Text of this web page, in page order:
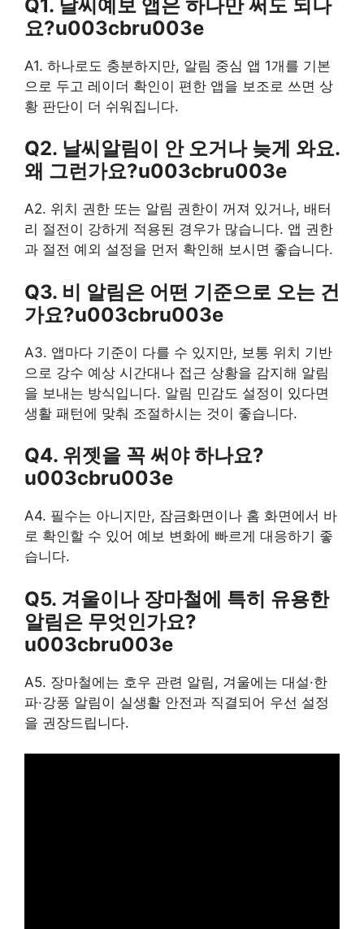
Q1. 날씨예보 앱은 하나만 써도 되나
요?u003cbru003e
A1. 하나로도 충분하지만, 알림 중심 앱 1개를 기본
으로 두고 레이더 확인이 편한 앱을 보조로 쓰면 상
황 판단이 더 쉬워집니다.
Q2. 날씨알림이 안 오거나 늦게 와요.
왜 그런가요?u003cbru003e
A2. 위치 권한 또는 알림 권한이 꺼져 있거나, 배터
리 절전이 강하게 적용된 경우가 많습니다. 앱 권한
과 절전 예외 설정을 먼저 확인해 보시면 좋습니다.
Q3. 비 알림은 어떤 기준으로 오는 건
가요?u003cbru003e
A3. 앱마다 기준이 다를 수 있지만, 보통 위치 기반
으로 강수 예상 시간대나 접근 상황을 감지해 알림
을 보내는 방식입니다. 알림 민감도 설정이 있다면
생활 패턴에 맞춰 조절하시는 것이 좋습니다.
Q4. 위젯을 꼭 써야 하나요?
u003cbru003e
A4. 필수는 아니지만, 잠금화면이나 홈 화면에서 바
로 확인할 수 있어 예보 변화에 빠르게 대응하기 좋
습니다.
Q5. 겨울이나 장마철에 특히 유용한
알림은 무엇인가요?
u003cbru003e
A5. 장마철에는 호우 관련 알림, 겨울에는 대설·한
파·강풍 알림이 실생활 안전과 직결되어 우선 설정
을 권장드립니다.